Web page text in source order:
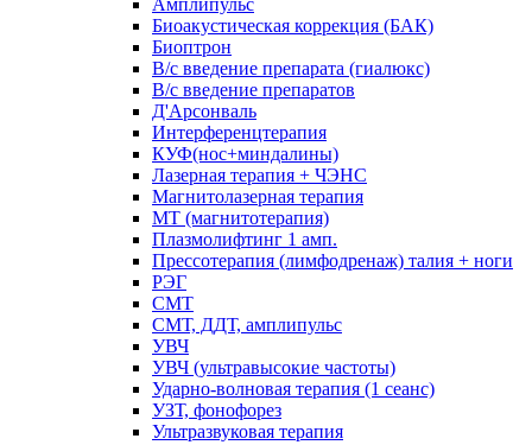
Амплипульс
Биоакустическая коррекция (БАК)
Биоптрон
В/с введение препарата (гиалюкс)
В/с введение препаратов
Д'Арсонваль
Интерференцтерапия
КУФ(нос+миндалины)
Лазерная терапия + ЧЭНС
Магнитолазерная терапия
МТ (магнитотерапия)
Плазмолифтинг 1 амп.
Прессотерапия (лимфодренаж) талия + ноги
РЭГ
СМТ
СМТ, ДДТ, амплипульс
УВЧ
УВЧ (ультравысокие частоты)
Ударно-волновая терапия (1 сеанс)
УЗТ, фонофорез
Ультразвуковая терапия